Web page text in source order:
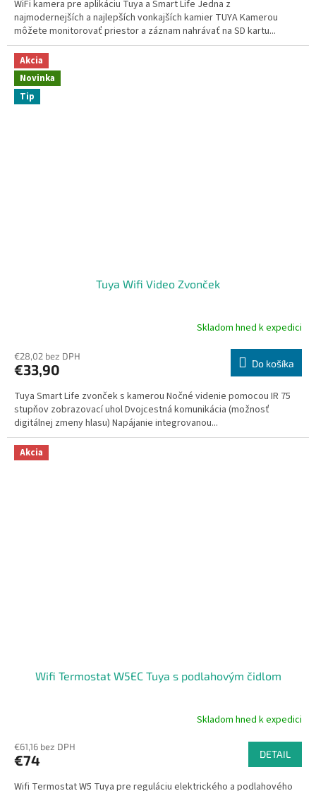
z
5
hviezdičiek.
WiFi kamera pre aplikáciu Tuya a Smart Life Jedna z
najmodernejších a najlepších vonkajších kamier TUYA Kamerou
môžete monitorovať priestor a záznam nahrávať na SD kartu...
Akcia
Novinka
Tip
Tuya Wifi Video Zvonček
Skladom hned k expedici
€28,02 bez DPH
€33,90 Do košíka
Tuya Smart Life zvonček s kamerou Nočné videnie pomocou IR 75
stupňov zobrazovací uhol Dvojcestná komunikácia (možnosť
digitálnej zmeny hlasu) Napájanie integrovanou...
Akcia
Wifi Termostat W5EC Tuya s podlahovým čidlom
produktu
je
Skladom hned k expedici
€61,16 bez DPH
€74 DETAIL
Wifi Termostat W5 Tuya pre reguláciu elektrického a podlahového